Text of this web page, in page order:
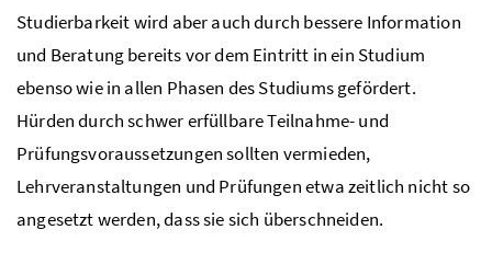
Studierbarkeit wird aber auch durch bessere Information
und Beratung bereits vor dem Eintritt in ein Studium
ebenso wie in allen Phasen des Studiums gefördert.
Hürden durch schwer erfüllbare Teilnahme- und
Prüfungsvoraussetzungen sollten vermieden,
Lehrveranstaltungen und Prüfungen etwa zeitlich nicht so
angesetzt werden, dass sie sich überschneiden.